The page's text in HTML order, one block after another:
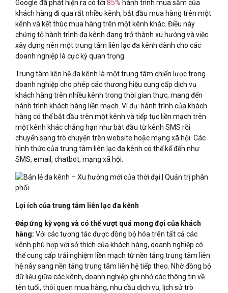
Google đã phát hiện ra có tới 85% hành trình mua sắm của
khách hàng đi qua rất nhiều kênh, bắt đầu mua hàng trên một
kênh và kết thúc mua hàng trên một kênh khác. Điều này
chứng tỏ hành trình đa kênh đang trở thành xu hướng và việc
xây dựng nên một trung tâm liên lạc đa kênh dành cho các
doanh nghiệp là cực kỳ quan trọng.
Trung tâm liên hệ đa kênh là một trung tâm chiến lược trong
doanh nghiệp cho phép các thương hiệu cung cấp dịch vụ
khách hàng trên nhiều kênh trong thời gian thực, mang đến
hành trình khách hàng liền mạch. Ví dụ: hành trình của khách
hàng có thể bắt đầu trên một kênh và tiếp tục liền mạch trên
một kênh khác chẳng hạn như bắt đầu từ kênh SMS rồi
chuyển sang trò chuyện trên website hoặc mạng xã hội. Các
hình thức của trung tâm liên lạc đa kênh có thể kể đến như
SMS, email, chatbot, mạng xã hội.
Lợi ích của trung tâm liên lạc đa kênh
Đáp ứng kỳ vọng và có thể vượt quá mong đợi của khách
hàng: Với các tương tác được đồng bộ hóa trên tất cả các
kênh phù hợp với sở thích của khách hàng, doanh nghiệp có
thể cung cấp trải nghiệm liền mạch từ nền tảng trung tâm liên
hệ này sang nền tảng trung tâm liên hệ tiếp theo. Nhờ đồng bộ
dữ liệu giữa các kênh, doanh nghiệp ghi nhớ các thông tin về
tên tuổi, thói quen mua hàng, nhu cầu dịch vụ, lịch sử trò